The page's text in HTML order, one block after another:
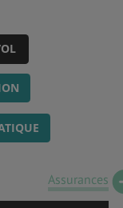
Assurances